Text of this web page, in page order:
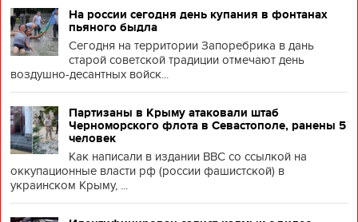
На россии сегодня день купания в фонтанах
пьяного быдла
Сегодня на территории Запоребрика в дань
старой советской традиции отмечают день
воздушно-десантных войск...
Партизаны в Крыму атаковали штаб
Черноморского флота в Севастополе, ранены 5
человек
Как написали в издании BBC со ссылкой на
оккупационные власти рф (россии фашистской) в
украинском Крыму, ...